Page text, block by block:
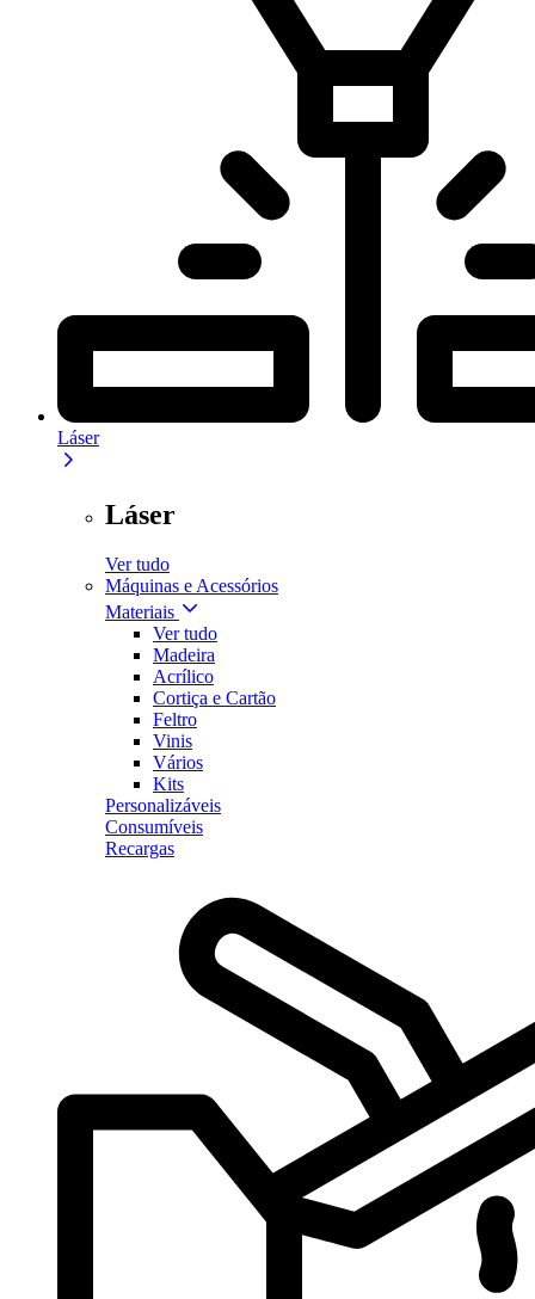
Láser
Láser
Ver tudo
Máquinas e Acessórios
Materiais
Ver tudo
Madeira
Acrílico
Cortiça e Cartão
Feltro
Vinis
Vários
Kits
Personalizáveis
Consumíveis
Recargas